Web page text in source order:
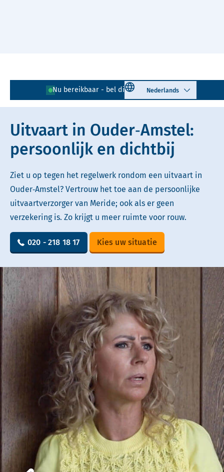
Nu bereikbaar - bel direct! 020 - 218 18 17
Select language
Lees voor Uitleg woorden
Simpele tekst
Uitvaart in Ouder‑Amstel:
persoonlijk en dichtbij
Ziet u op tegen het regelwerk rondom een uitvaart in
Ouder‑Amstel? Vertrouw het toe aan de persoonlijke
uitvaartverzorger van Meride; ook als er geen
verzekering is. Zo krijgt u meer ruimte voor rouw.
020 - 218 18 17 Kies uw situatie